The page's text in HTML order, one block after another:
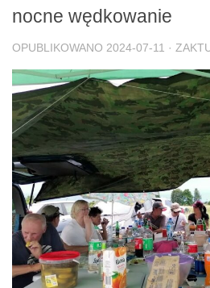
nocne wędkowanie
OPUBLIKOWANO 2024-07-11 ·